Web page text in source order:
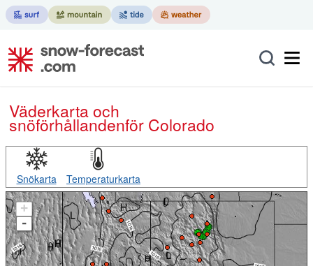
Väderkarta och
snöförhållandenför Colorado
Snökarta Temperaturkarta
+
-